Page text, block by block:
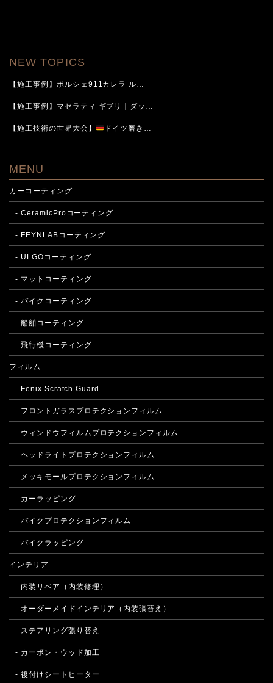
NEW TOPICS
【施工事例】ポルシェ911カレラ ル…
【施工事例】マセラティ ギブリ｜ダッ…
【施工技術の世界大会】 ドイツ磨き…
MENU
カーコーティング
- CeramicProコーティング
- FEYNLABコーティング
- ULGOコーティング
- マットコーティング
- バイクコーティング
- 船舶コーティング
- 飛行機コーティング
フィルム
- Fenix Scratch Guard
- フロントガラスプロテクションフィルム
- ウィンドウフィルムプロテクションフィルム
- ヘッドライトプロテクションフィルム
- メッキモールプロテクションフィルム
- カーラッピング
- バイクプロテクションフィルム
- バイクラッピング
インテリア
- 内装リペア（内装修理）
- オーダーメイドインテリア（内装張替え）
- ステアリング張り替え
- カーボン・ウッド加工
- 後付けシートヒーター